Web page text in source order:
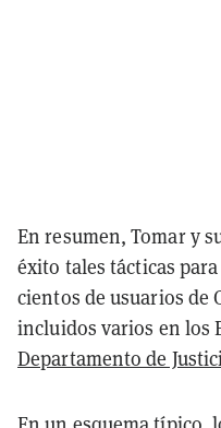
En resumen, Tomar y
éxito tales tácticas
cientos de usuarios de
incluidos varios en los
Departamento de